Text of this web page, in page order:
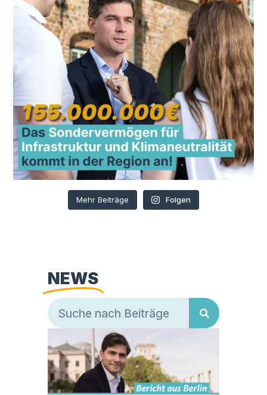
Mehr Beiträge Folgen
NEWS